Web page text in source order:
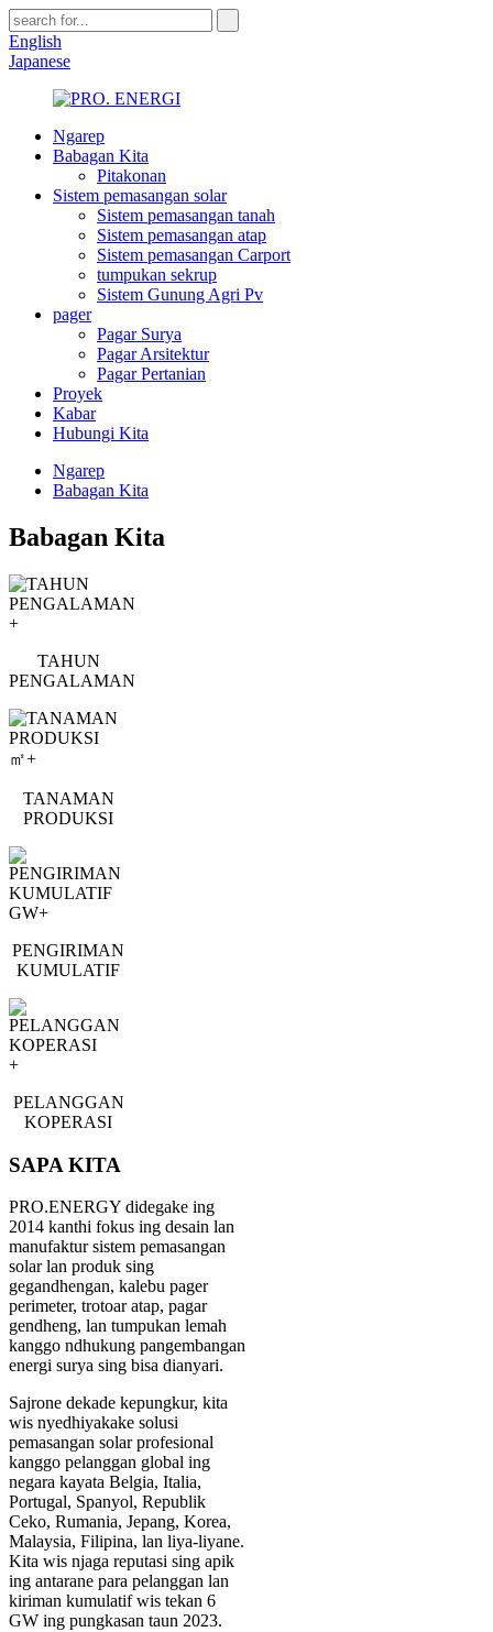
English
Japanese
Ngarep
Babagan Kita
Pitakonan
Sistem pemasangan solar
Sistem pemasangan tanah
Sistem pemasangan atap
Sistem pemasangan Carport
tumpukan sekrup
Sistem Gunung Agri Pv
pager
Pagar Surya
Pagar Arsitektur
Pagar Pertanian
Proyek
Kabar
Hubungi Kita
Ngarep
Babagan Kita
Babagan Kita
+
TAHUN
PENGALAMAN
㎡+
TANAMAN
PRODUKSI
GW+
PENGIRIMAN
KUMULATIF
+
PELANGGAN
KOPERASI
SAPA KITA
PRO.ENERGY didegake ing
2014 kanthi fokus ing desain lan
manufaktur sistem pemasangan
solar lan produk sing
gegandhengan, kalebu pager
perimeter, trotoar atap, pagar
gendheng, lan tumpukan lemah
kanggo ndhukung pangembangan
energi surya sing bisa dianyari.
Sajrone dekade kepungkur, kita
wis nyedhiyakake solusi
pemasangan solar profesional
kanggo pelanggan global ing
negara kayata Belgia, Italia,
Portugal, Spanyol, Republik
Ceko, Rumania, Jepang, Korea,
Malaysia, Filipina, lan liya-liyane.
Kita wis njaga reputasi sing apik
ing antarane para pelanggan lan
kiriman kumulatif wis tekan 6
GW ing pungkasan taun 2023.